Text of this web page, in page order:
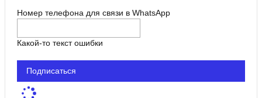
Номер телефона для связи в WhatsApp
Какой-то текст ошибки
Подписаться